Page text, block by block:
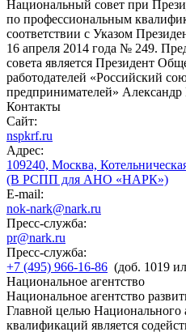
Национальный совет при
по профессиональным
соответствии с Указом
16 апреля 2014 года № 249.
совета является Президент
работодателей «Российский
предпринимателей»
Контакты
Сайт:
nspkrf.ru
Адрес:
109240, Москва,
(В РСПП для АНО «НАРК»)
E-mail:
nok-nark@nark.ru
Пресс-служба:
pr@nark.ru
Пресс-служба:
+7 (495) 966-16-86 (доб. 1019
Национальное агентство
Национальное агентство
Главной целью Национального
квалификаций является